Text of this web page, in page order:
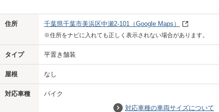
Previo
住所 千葉県千葉市美浜区中瀬2-101 （Google Maps）
※住所をナビに入れても正しく表示されない場合があります。
タイプ 平置き舗装
屋根 なし
対応車種
バイク
対応車種の車両サイズについて